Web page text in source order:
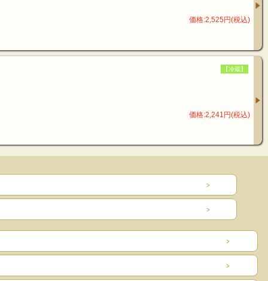
価格:2,525円(税込)
【冷蔵】
価格:2,241円(税込)